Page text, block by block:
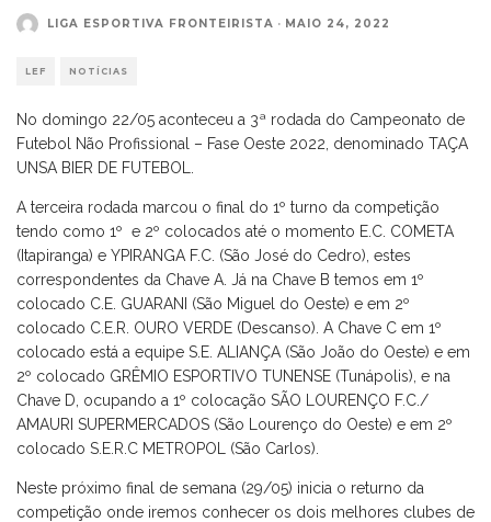
LIGA ESPORTIVA FRONTEIRISTA · MAIO 24, 2022
LEF NOTÍCIAS
No domingo 22/05 aconteceu a 3ª rodada do Campeonato de
Futebol Não Profissional – Fase Oeste 2022, denominado TAÇA
UNSA BIER DE FUTEBOL.
A terceira rodada marcou o final do 1º turno da competição
tendo como 1º e 2º colocados até o momento E.C. COMETA
(Itapiranga) e YPIRANGA F.C. (São José do Cedro), estes
correspondentes da Chave A. Já na Chave B temos em 1º
colocado C.E. GUARANI (São Miguel do Oeste) e em 2º
colocado C.E.R. OURO VERDE (Descanso). A Chave C em 1º
colocado está a equipe S.E. ALIANÇA (São João do Oeste) e em
2º colocado GRÊMIO ESPORTIVO TUNENSE (Tunápolis), e na
Chave D, ocupando a 1º colocação SÃO LOURENÇO F.C./
AMAURI SUPERMERCADOS (São Lourenço do Oeste) e em 2º
colocado S.E.R.C METROPOL (São Carlos).
Neste próximo final de semana (29/05) inicia o returno da
competição onde iremos conhecer os dois melhores clubes de